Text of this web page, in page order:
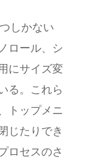
しかない
ロール、シ
にサイズ変
る。これら
トップメニ
じたりでき
ロセスのさ